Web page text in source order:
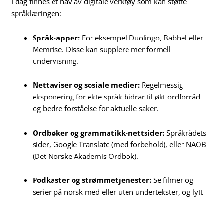
språklæringen:
Språk-apper: For eksempel Duolingo, Babbel eller
Memrise. Disse kan supplere mer formell
undervisning.
Nettaviser og sosiale medier: Regelmessig
eksponering for ekte språk bidrar til økt ordforråd
og bedre forståelse for aktuelle saker.
Ordbøker og grammatikk-nettsider: Språkrådets
sider, Google Translate (med forbehold), eller NAOB
(Det Norske Akademis Ordbok).
Podkaster og strømmetjenester: Se filmer og
serier på norsk med eller uten undertekster, og lytt